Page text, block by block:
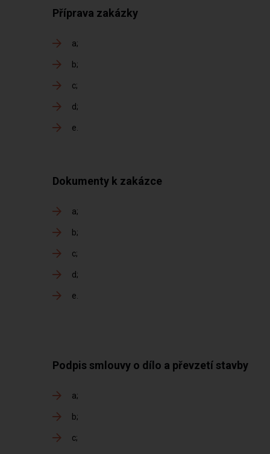
Příprava zakázky
a
b
c
d
e
Dokumenty k zakázce
a
b
c
d
e
Podpis smlouvy o dílo a převzetí stavby
a
b
c